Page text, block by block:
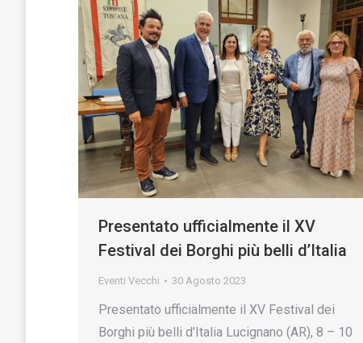
Presentato ufficialmente il XV
Festival dei Borghi più belli d’Italia
Eventi Vecchi 30 Agosto 2023
Presentato ufficialmente il XV Festival dei
Borghi più belli d’Italia Lucignano (AR), 8 – 10